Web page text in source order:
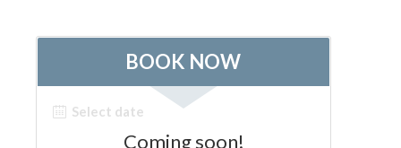
圣马可博物馆
考古学博物馆
宝石加工博物馆
伽利略博物馆